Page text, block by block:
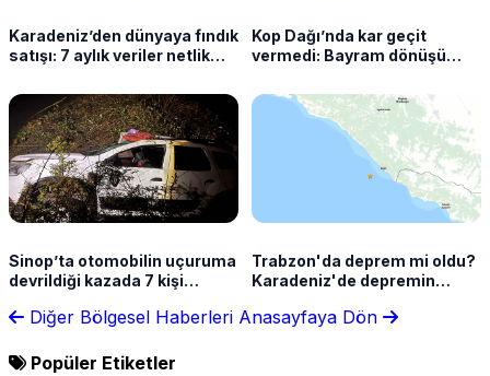
Karadeniz’den dünyaya fındık
satışı: 7 aylık veriler netlik
Kop Dağı’nda kar geçit
vermedi: Bayram dönüşü
Sinop’ta otomobilin uçuruma
devrildiği kazada 7 kişi
Trabzon'da deprem mi oldu?
Karadeniz'de depremin
Diğer Bölgesel Haberleri Anasayfaya Dön
Popüler Etiketler